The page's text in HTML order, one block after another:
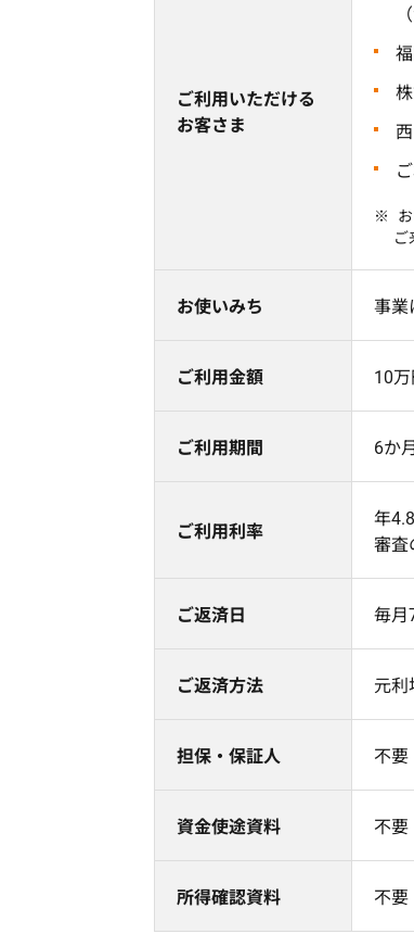
ご利用いただける
お客さま
ご
お使いみち 事業
ご利用金額 10
ご利用期間 6か
ご利用利率
年
審査
ご返済日 毎月
ご返済方法 元利
担保・保証人 不要
資金使途資料 不要
所得確認資料 不要